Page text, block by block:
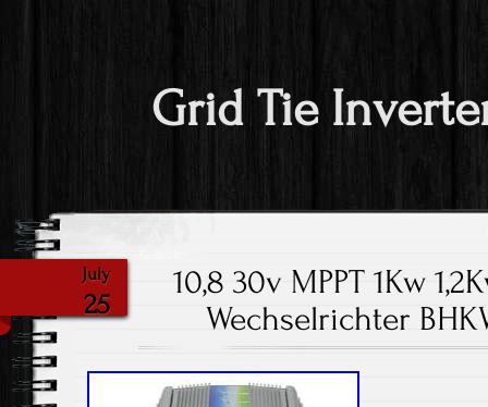
Grid Tie
July
25
10,8 30v MPPT 1Kw
Wechselrichter